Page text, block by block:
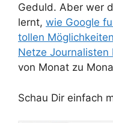
Geduld. Aber wer
lernt, wie Google
tollen
Netze Journalisten
von Monat zu
Schau Dir einfach